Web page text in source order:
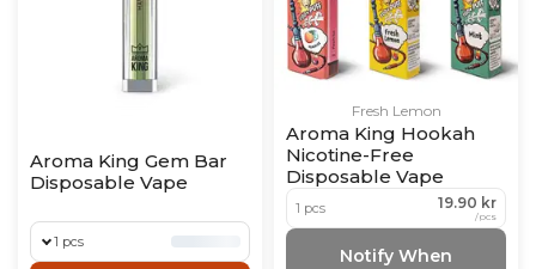
Aroma King Gem Bar
Disposable Vape
1 pcs
Fresh Lemon
Aroma King Hookah
Nicotine-Free
Disposable Vape
1 pcs 19.90 kr
/pcs
Notify When